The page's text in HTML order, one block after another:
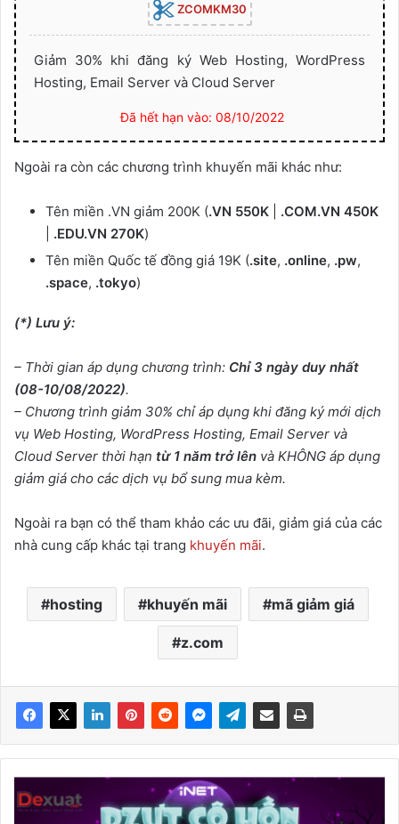
ZCOMKM30
Giảm 30% khi đăng ký Web Hosting, WordPress
Hosting, Email Server và Cloud Server
Đã hết hạn vào: 08/10/2022
Ngoài ra còn các chương trình khuyến mãi khác như:
Tên miền .VN giảm 200K (.VN 550K
.COM.VN 450K
.EDU.VN 270K)
Tên miền Quốc tế đồng giá 19K (.site, .online, .pw,
.space, .tokyo)
(*) Lưu ý:
– Thời gian áp dụng chương trình: Chỉ 3 ngày duy nhất
(08-10/08/2022).
– Chương trình giảm 30% chỉ áp dụng khi đăng ký mới dịch
vụ Web Hosting, WordPress Hosting, Email Server và
Cloud Server thời hạn từ 1 năm trở lên và KHÔNG áp dụng
giảm giá cho các dịch vụ bổ sung mua kèm.
Ngoài ra bạn có thể tham khảo các ưu đãi, giảm giá của các
nhà cung cấp khác tại trang khuyến mãi.
hosting khuyến mãi mã giảm giá
z.com
khuyến